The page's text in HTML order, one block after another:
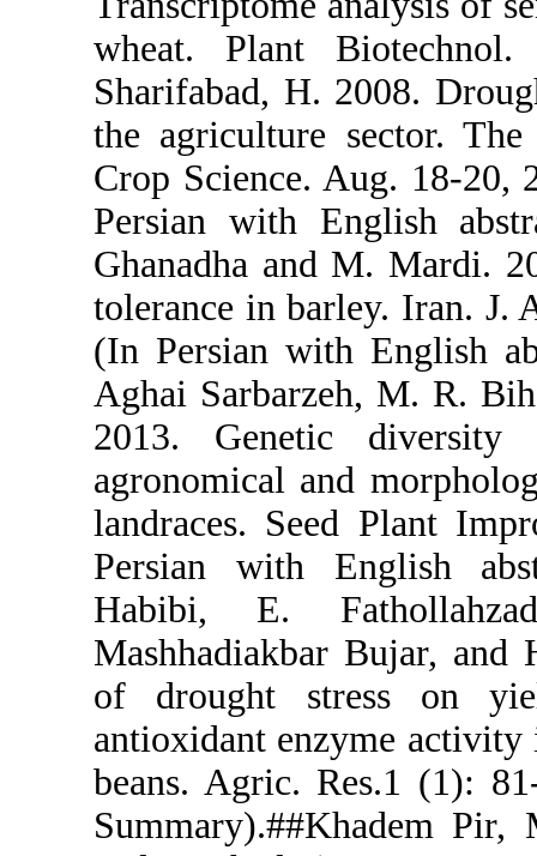
wheat.
Sharifabad,
the
Crop
Persian
Ghanadha
tolerance in
(In Persian
Aghai
2013.
agronomical
landraces.
Persian
Habibi,
of drought
antioxidant
beans.